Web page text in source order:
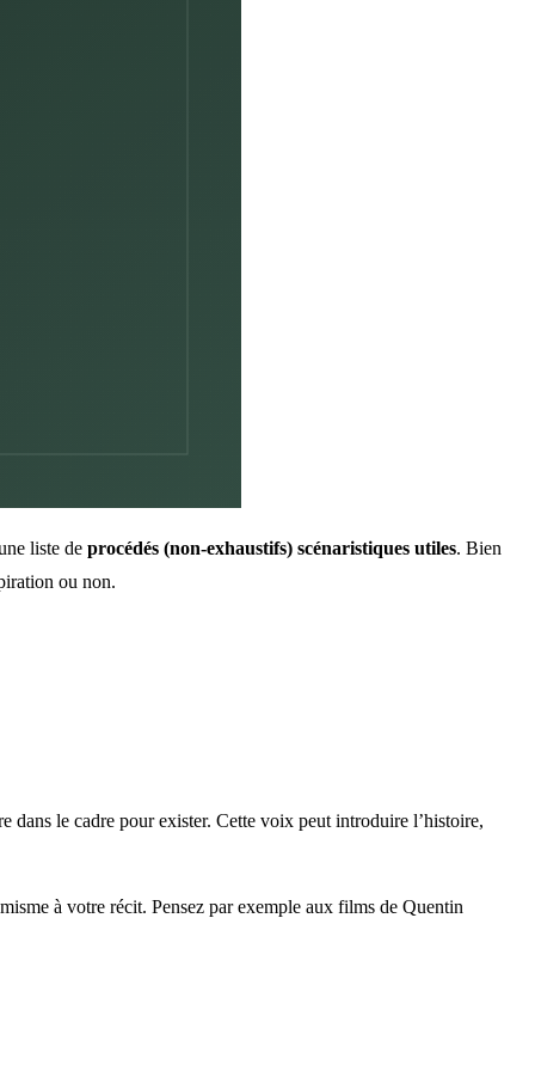
liste de procédés (non-exhaustifs) scénaristiques utiles. Bien
ou non.
dans le cadre pour exister. Cette voix peut introduire l’histoire,
à votre récit. Pensez par exemple aux films de Quentin